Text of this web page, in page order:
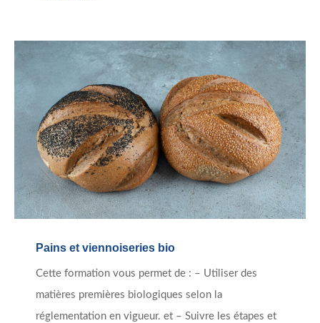
Pains et viennoiseries bio
Cette formation vous permet de : – Utiliser des
matières premières biologiques selon la
réglementation en vigueur. et – Suivre les étapes et